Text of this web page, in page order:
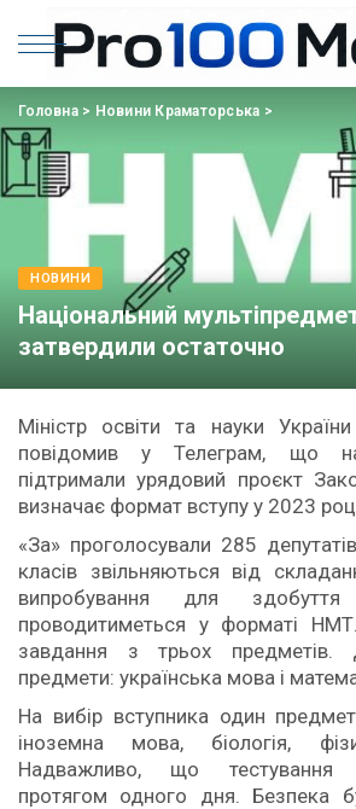
Головна> Новини Краматорська >
НОВИНИ
Національний
затвердили остаточно
Міністр освіти та науки
повідомив у Телеграм, що
підтримали урядовий проєкт
визначає формат вступу у 2023
«За» проголосували 285
класів звільняються від
випробування для
проводитиметься у форматі
завдання з трьох предметів.
предмети: українська мова і
На вибір вступника один
іноземна мова, біологія,
Надважливо, що тестування
протягом одного дня. Безпека